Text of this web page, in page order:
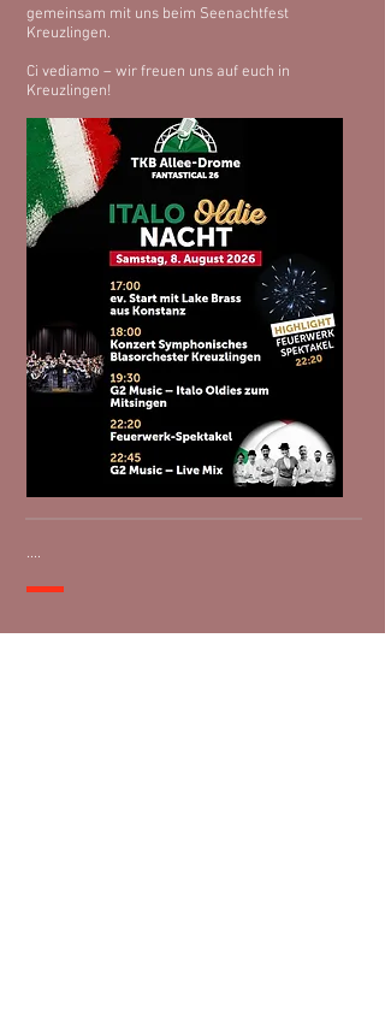
gemeinsam mit uns beim Seenachtfest
Kreuzlingen.
Ci vediamo – wir freuen uns auf euch in
Kreuzlingen!
....